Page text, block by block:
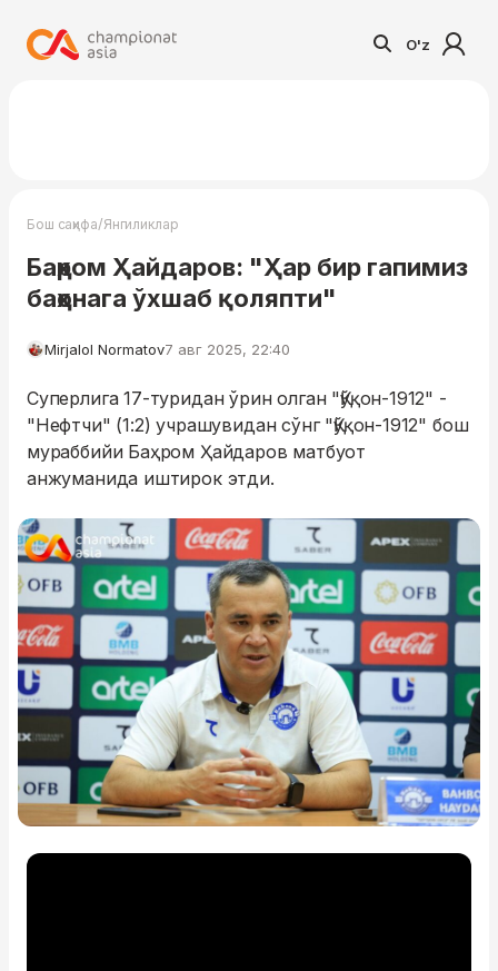
O'z
Бош саҳифа/Янгиликлар
Баҳром Ҳайдаров: "Ҳар бир гапимиз
баҳонага ўхшаб қоляпти"
Mirjalol Normatov7 авг 2025, 22:40
Суперлига 17-туридан ўрин олган "Қўқон-1912" -
"Нефтчи" (1:2) учрашувидан сўнг "Қўқон-1912" бош
мураббийи Баҳром Ҳайдаров матбуот
анжуманида иштирок этди.